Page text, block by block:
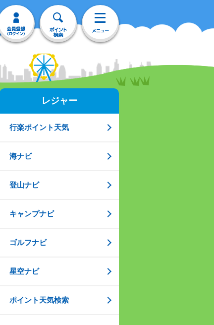
レジャー
行楽ポイント天気
海ナビ
登山ナビ
キャンプナビ
ゴルフナビ
星空ナビ
ポイント天気検索